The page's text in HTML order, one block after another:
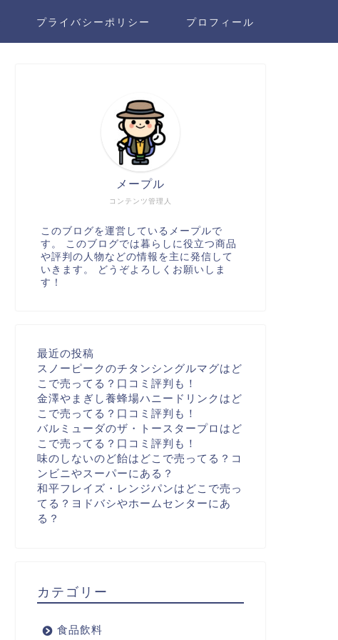
プライバシーポリシー プロフィール
コンテンツ管理人
メープル
このブログを運営しているメープルで
す。 このブログでは暮らしに役立つ商品
や評判の人物などの情報を主に発信して
いきます。 どうぞよろしくお願いしま
す！
最近の投稿
スノーピークのチタンシングルマグはど
こで売ってる？口コミ評判も！
金澤やまぎし養蜂場ハニードリンクはど
こで売ってる？口コミ評判も！
バルミューダのザ・トースタープロはど
こで売ってる？口コミ評判も！
味のしないのど飴はどこで売ってる？コ
ンビニやスーパーにある？
和平フレイズ・レンジパンはどこで売っ
てる？ヨドバシやホームセンターにあ
る？
カテゴリー
食品飲料